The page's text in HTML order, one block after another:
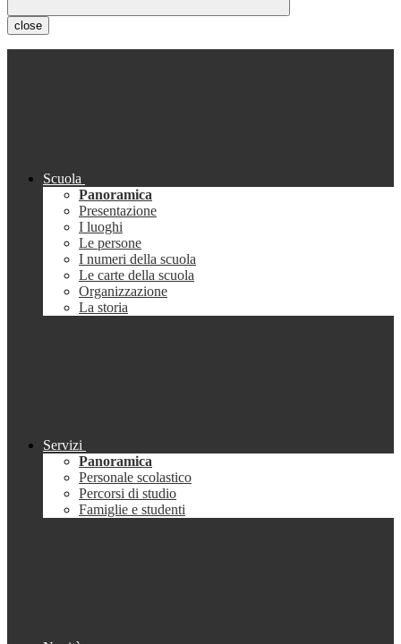
close
Scuola
Panoramica
Presentazione
I luoghi
Le persone
I numeri della scuola
Le carte della scuola
Organizzazione
La storia
Servizi
Panoramica
Personale scolastico
Percorsi di studio
Famiglie e studenti